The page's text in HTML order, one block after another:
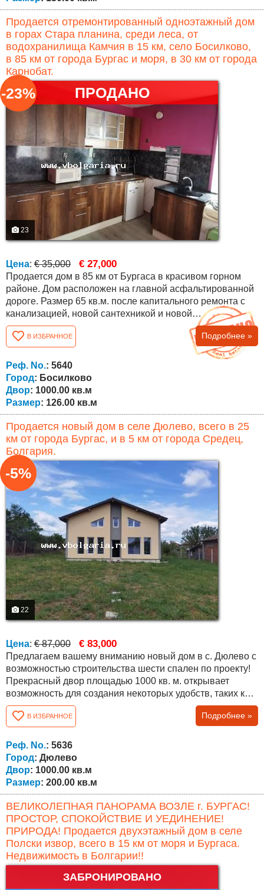
Продается отремонтированный одноэтажный дом
в горах Стара планина, среди леса, от
водохранилища Камчия в 15 км, село Босилково,
в 85 км от города Бургас и моря, в 30 км от города
Карнобат.
ПРОДАНО
23
-23%
Цена: € 35,000 € 27,000
Продается дом в 85 км от Бургаса в красивом горном
районе. Дом расположен на главной асфальтированной
дороге. Размер 65 кв.м. после капитального ремонта с
канализацией, новой сантехникой и новой
электропроводкой, ПВХ-окнами, ламинатом и
дополнительными постройками летняя кухня и сарай 58
кв.м. которые записаны в нотариальном акте. Три
комнаты – детская, кухня, спальня и переходная комната
с прекрасным видом на горы, внутренняя...
В ИЗБРАННОЕ Подробнее »
Реф. No.: 5640
Город: Босилково
Двор: 1000.00 кв.м
Размер: 126.00 кв.м
Продается новый дом в селе Дюлево, всего в 25
км от города Бургас, и в 5 км от города Средец,
Болгария.
22
-5%
Цена: € 87,000 € 83,000
Предлагаем вашему вниманию новый дом в с. Дюлево с
возможностью строительства шести спален по проекту!
Прекрасный двор площадью 1000 кв. м. открывает
возможность для создания некоторых удобств, таких как
барбекю, беседки, бассейны и т.д. Село Дюлево
находится в 25 км от областного города Бургас, с
построенной качественной и поддерживаемой
асфальтовой дорогой. По соседству построено
несколько новых домов тех, кто работает и ездит в...
В ИЗБРАННОЕ Подробнее »
Реф. No.: 5636
Город: Дюлево
Двор: 1000.00 кв.м
Размер: 200.00 кв.м
ВЕЛИКОЛЕПНАЯ ПАНОРАМА ВОЗЛЕ г. БУРГАС!
ПРОСТОР, СПОКОЙСТВИЕ И УЕДИНЕНИЕ!
ПРИРОДА! Продается двухэтажный дом в селе
Полски извор, всего в 15 км от моря и Бургаса.
Недвижимость в Болгарии!!
ЗАБРОНИРОВАНО